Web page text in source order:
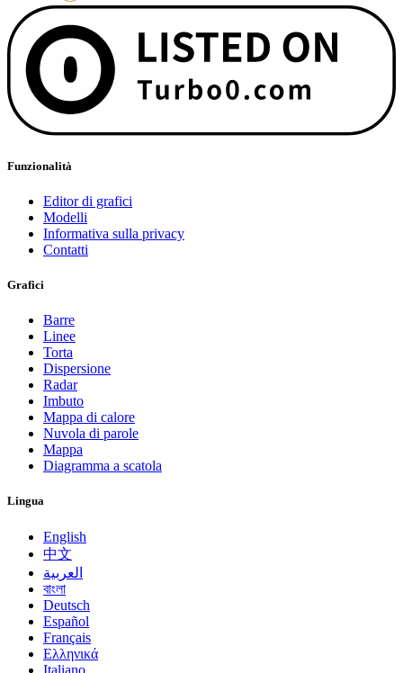
Funzionalità
Editor di grafici
Modelli
Informativa sulla privacy
Contatti
Grafici
Barre
Linee
Torta
Dispersione
Radar
Imbuto
Mappa di calore
Nuvola di parole
Mappa
Diagramma a scatola
Lingua
English
中文
العربية
বাংলা
Deutsch
Español
Français
Ελληνικά
Italiano